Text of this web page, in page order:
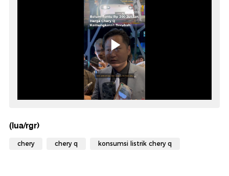
(lua/rgr)
chery chery q konsumsi listrik chery q